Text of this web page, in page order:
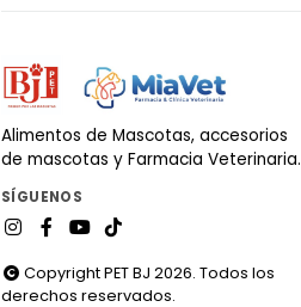
Alimentos de Mascotas, accesorios
de mascotas y Farmacia Veterinaria.
SÍGUENOS
Copyright PET BJ 2026. Todos los
derechos reservados.